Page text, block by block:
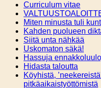
Curriculum vitae
Miten minusta tuli
Kahden puolueen
Siitä unta nähkää
Uskomaton säkä!
Hassuja
Hidasta taloutta
Köyhistä,
pitkäaikaistyöttömistä